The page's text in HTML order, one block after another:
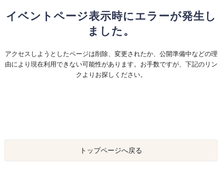
イベントページ表示時にエラーが発生し
ました。
アクセスしようとしたページは削除、変更されたか、公開準備中などの理
由により現在利用できない可能性があります。お手数ですが、下記のリン
クよりお探しください。
トップページへ戻る